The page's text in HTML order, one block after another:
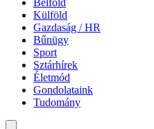
Külföld
Gazdaság / HR
Bűnügy
Sport
Sztárhírek
Életmód
Gondolataink
Tudomány